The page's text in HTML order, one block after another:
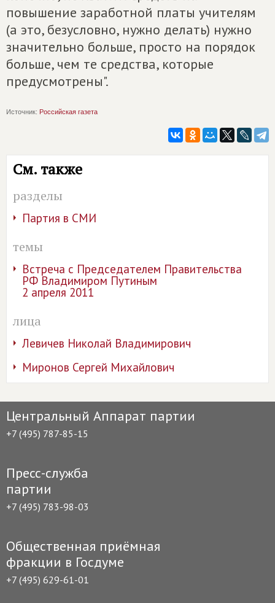
повышение заработной платы учителям
(а это, безусловно, нужно делать) нужно
значительно больше, просто на порядок
больше, чем те средства, которые
предусмотрены".
Источник: Российская газета
См. также
разделы
Партия в СМИ
темы
Встреча с Председателем Правительства
РФ Владимиром Путиным
2 апреля 2011
лица
Левичев Николай Владимирович
Миронов Сергей Михайлович
Центральный Аппарат партии
+7 (495) 787-85-15
Пресс-служба
партии
+7 (495) 783-98-03
Общественная приёмная
фракции в Госдуме
+7 (495) 629-61-01